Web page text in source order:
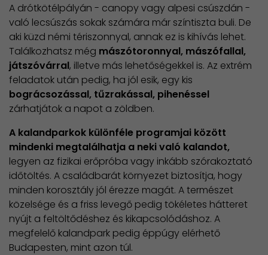
A drótkötélpályán - canopy vagy alpesi csúszdán -
való lecsúszás sokak számára már színtiszta buli. De
aki küzd némi tériszonnyal, annak ez is kihívás lehet.
Találkozhatsz még mászótoronnyal, mászófallal,
játszóvárral, illetve más lehetőségekkel is. Az extrém
feladatok után pedig, ha jól esik, egy kis
bográcsozással, tűzrakással, pihenéssel
zárhatjátok a napot a zöldben.
A kalandparkok különféle programjai között
mindenki megtalálhatja a neki való kalandot,
legyen az fizikai erőpróba vagy inkább szórakoztató
időtöltés. A családbarát környezet biztosítja, hogy
minden korosztály jól érezze magát. A természet
közelsége és a friss levegő pedig tökéletes hátteret
nyújt a feltöltődéshez és kikapcsolódáshoz. A
megfelelő kalandpark pedig éppúgy elérhető
Budapesten, mint azon túl.